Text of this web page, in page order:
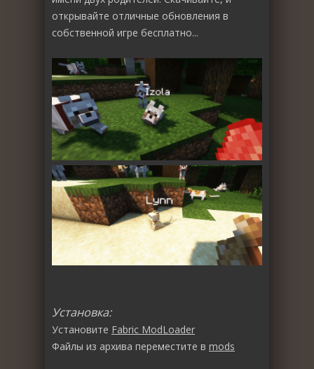
открывайте отличные обновления в
собственной игре бесплатно...
Установка:
Установите Fabric ModLoader
Файлы из архива переместите в mods